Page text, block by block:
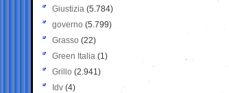
Giustizia (5.784)
governo (5.799)
Grasso (22)
Green Italia (1)
Grillo (2.941)
Idv (4)